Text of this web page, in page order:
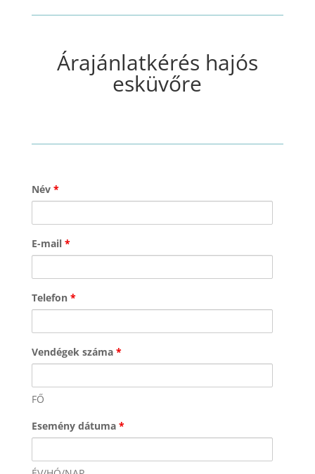
Árajánlatkérés hajós
esküvőre
Név *
E-mail *
Telefon *
Vendégek száma *
FŐ
Esemény dátuma *